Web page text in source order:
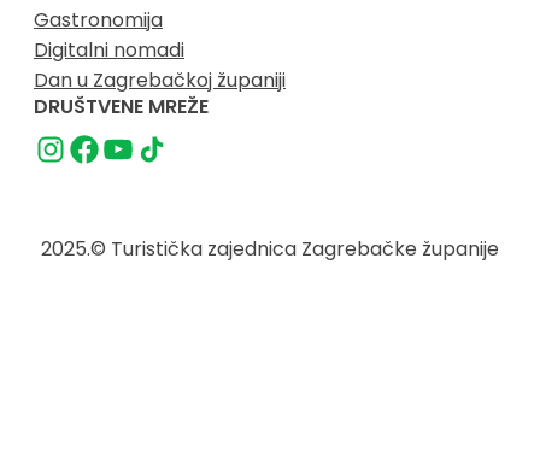
Gastronomija
Digitalni nomadi
Dan u Zagrebačkoj županiji
DRUŠTVENE MREŽE
2025.© Turistička zajednica Zagrebačke županije